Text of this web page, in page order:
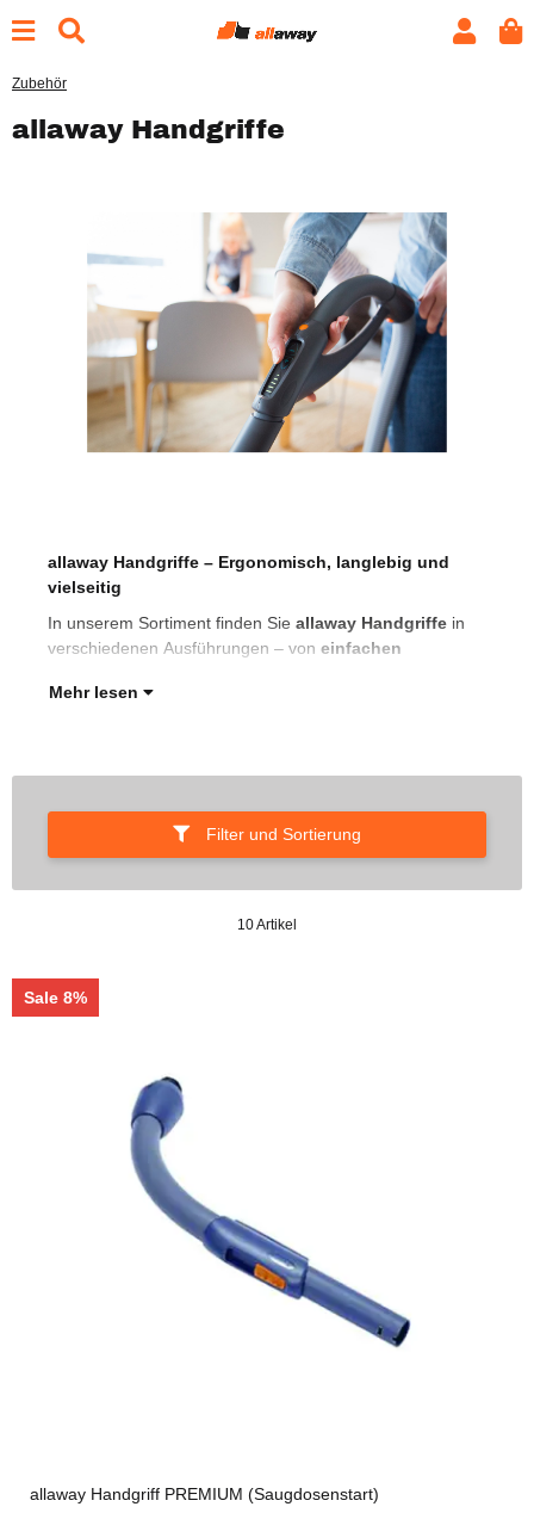
Zubehör
allaway Handgriffe
allaway Handgriffe – Ergonomisch, langlebig und
vielseitig
In unserem Sortiment finden Sie allaway Handgriffe in
verschiedenen Ausführungen – von einfachen
Mehr lesen
Filter und Sortierung
10 Artikel
Sale 8%
allaway Handgriff PREMIUM (Saugdosenstart)